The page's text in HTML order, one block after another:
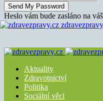
Heslo vám bude zasláno na
Aktuality
Zdravotnictví
Politika
Sociální věci